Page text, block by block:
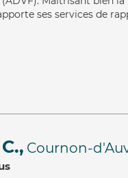
ses services de
Cournon-